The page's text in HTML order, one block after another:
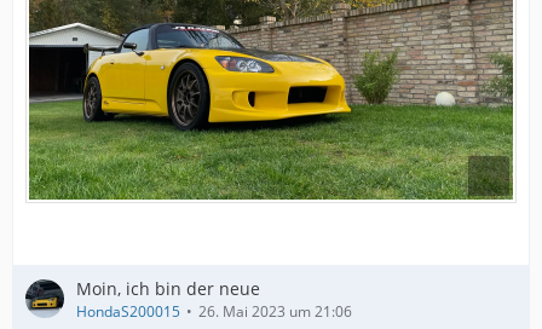
Moin, ich bin der neue
HondaS200015 26. Mai 2023 um 21:06